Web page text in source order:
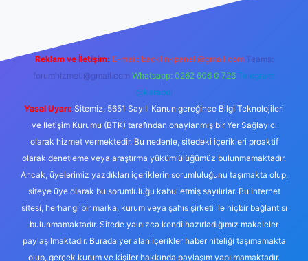
Reklam ve İletişim: E-mail: backlinkpaneli@gmail.com Teams:
forumhizmeti@gmail.com Whatsapp: 0262 606 0 726 Telegram:
@karabul
Yasal Uyarı: Sitemiz, 5651 Sayılı Kanun gereğince Bilgi Teknolojileri
ve İletişim Kurumu (BTK) tarafından onaylanmış bir Yer Sağlayıcı
olarak hizmet vermektedir. Bu nedenle, sitedeki içerikleri proaktif
olarak denetleme veya araştırma yükümlülüğümüz bulunmamaktadır.
Ancak, üyelerimiz yazdıkları içeriklerin sorumluluğunu taşımakta olup,
siteye üye olarak bu sorumluluğu kabul etmiş sayılırlar. Bu internet
sitesi, herhangi bir marka, kurum veya şahıs şirketi ile hiçbir bağlantısı
bulunmamaktadır. Sitede yalnızca kendi hazırladığımız makaleler
paylaşılmaktadır. Burada yer alan içerikler haber niteliği taşımamakta
olup, gerçek kurum ve kişiler hakkında paylaşım yapılmamaktadır.